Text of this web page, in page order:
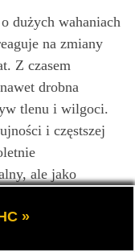
dużych wahaniach
na zmiany
Z czasem
drobna
tlenu i wilgoci.
i częstszej
ale jako
ta sama:
»